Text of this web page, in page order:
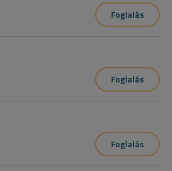
Foglalás
Foglalás
Foglalás